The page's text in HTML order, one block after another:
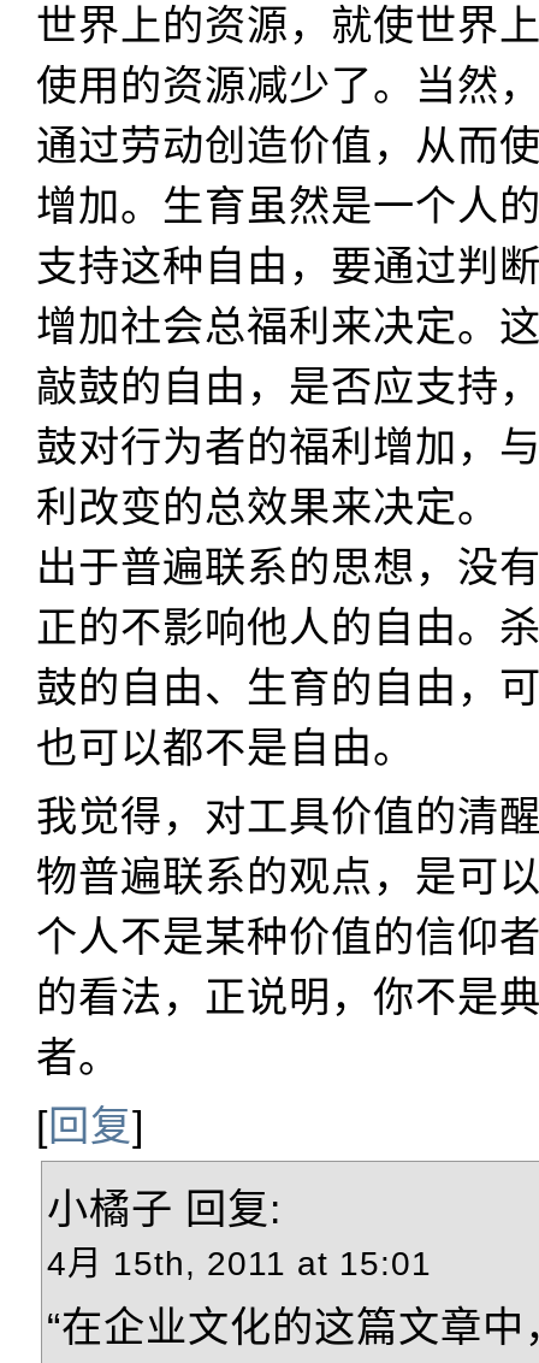
世界上的资源，就使世界
使用的资源减少了。当然
通过劳动创造价值，从而
增加。生育虽然是一个人
支持这种自由，要通过判
增加社会总福利来决定。
敲鼓的自由，是否应支持
鼓对行为者的福利增加，
利改变的总效果来决定。
出于普遍联系的思想，没
正的不影响他人的自由。
鼓的自由、生育的自由，
也可以都不是自由。
我觉得，对工具价值的清
物普遍联系的观点，是可
个人不是某种价值的信仰
的看法，正说明，你不是
者。
[回复]
小橘子 回复:
4月 15th, 2011 at 15:01
“在企业文化的这篇文章